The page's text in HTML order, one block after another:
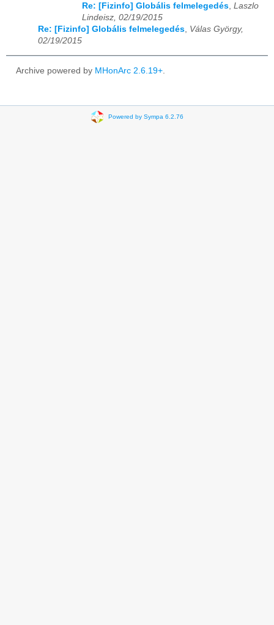
Re: [Fizinfo] Globális felmelegedés Laszlo
Lindeisz, 02/19/2015
Re: [Fizinfo] Globális felmelegedés Válas György,
02/19/2015
Archive powered by MHonArc 2.6.19+.
Powered by Sympa 6.2.76